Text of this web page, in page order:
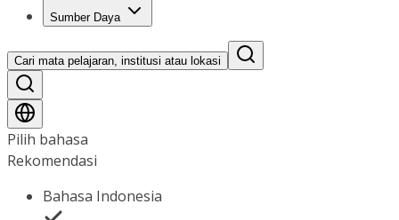
Sumber Daya
Cari mata pelajaran, institusi atau lokasi
Pilih bahasa
Rekomendasi
Bahasa Indonesia